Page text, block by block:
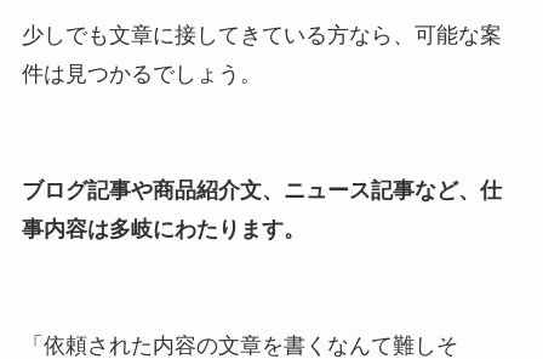
少しでも文章に接してきている方なら、可能な案
件は見つかるでしょう。
ブログ記事や商品紹介文、ニュース記事など、仕
事内容は多岐にわたります。
「依頼された内容の文章を書くなんて難しそ